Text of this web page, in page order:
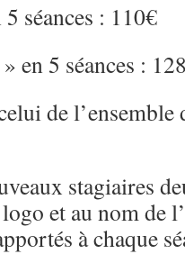
séances : 110€
en 5 séances :
de l’ensemble
stagiaires
et au nom de
à chaque